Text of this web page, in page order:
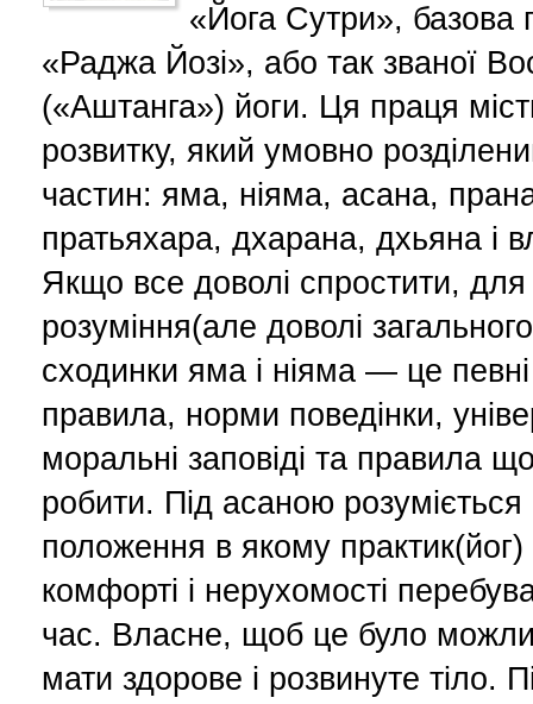
«Йога Сутри», базова
«Раджа Йозі», або так званої
(«Аштанга») йоги. Ця праця
розвитку, який умовно
частин: яма, ніяма, асана,
пратьяхара, дхарана, дхьяна і
Якщо все доволі спростити,
розуміння(але доволі
сходинки яма і ніяма — це
правила, норми поведінки,
моральні заповіді та правила
робити. Під асаною
положення в якому
комфорті і нерухомості
час. Власне, щоб це було
мати здорове і розвинуте тіло.